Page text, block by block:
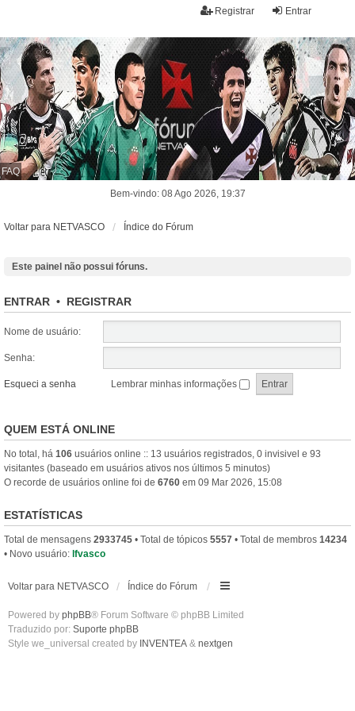
Entrar
Registrar
FAQ
Bem-vindo: 08 Ago 2026, 19:37
Voltar para NETVASCO Índice do Fórum
Este painel não possui fóruns.
ENTRAR • REGISTRAR
Nome de usuário:
Senha:
Esqueci a senha Lembrar minhas informações
QUEM ESTÁ ONLINE
No total, há 106 usuários online :: 13 usuários registrados, 0 invisivel e 93
visitantes (baseado em usuários ativos nos últimos 5 minutos)
O recorde de usuários online foi de 6760 em 09 Mar 2026, 15:08
ESTATÍSTICAS
Total de mensagens 2933745 • Total de tópicos 5557 • Total de membros 14234
• Novo usuário: lfvasco
Voltar para NETVASCO Índice do Fórum
Powered by phpBB® Forum Software © phpBB Limited
Traduzido por: Suporte phpBB
Style we_universal created by INVENTEA & nextgen